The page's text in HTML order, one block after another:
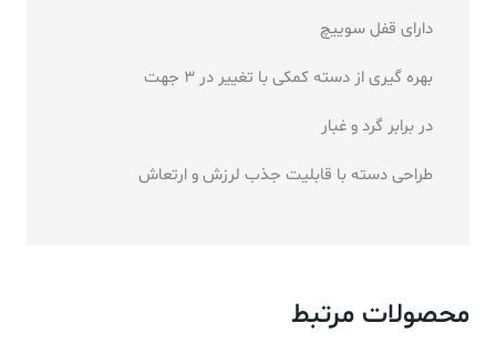
دارای قفل سوییچ
بهره گیری از دسته کمکی با تغییر در 3 جهت
در برابر گرد و غبار
طراحی دسته با قابلیت جذب لرزش و ارتعاش
محصولات مرتبط